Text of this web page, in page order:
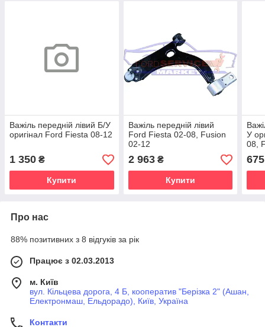
Важіль передній лівий Б/У
оригінал Ford Fiesta 08-12
1 350 ₴
Купити
Важіль передній лівий
Ford Fiesta 02-08, Fusion
02-12
2 963₴
Купити
У
08,
675
Про нас
88% позитивних з 8 відгуків за рік
Працює з 02.03.2013
м. Київ
вул. Кільцева дорога, 4 Б, кооператив "Берізка 2" (Ашан,
Електронмаш, Ельдорадо), Київ, Україна
Контакти